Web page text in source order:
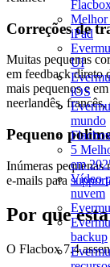
Melhor
iPad
UI
iOS
mundo
5
em
Vídeo
nuvem
backup
Correções de
Muitas pequenas
em feedback direto
mais pequenos e
neerlandês, francês,
Pequeno
Inúmeras pequenas
e-mails para
Por que
O Flacbox 7.4